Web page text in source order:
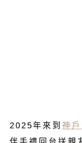
2025年來到 神戶